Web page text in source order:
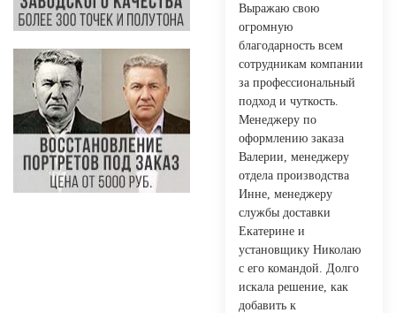
Выражаю свою
огромную
благодарность всем
сотрудникам компании
за профессиональный
подход и чуткость.
Менеджеру по
оформлению заказа
Валерии, менеджеру
отдела производства
Инне, менеджеру
службы доставки
Екатерине и
установщику Николаю
с его командой. Долго
искала решение, как
добавить к